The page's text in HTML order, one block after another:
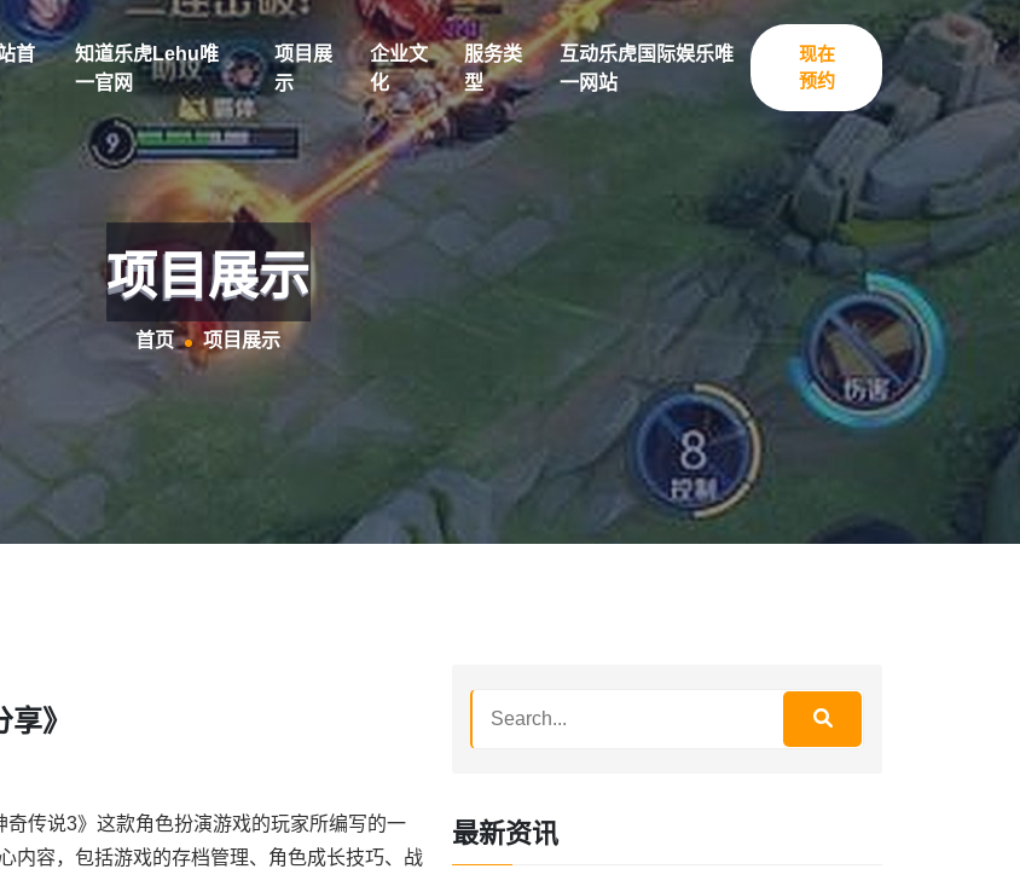
首
知道乐虎lehu唯
一官网
项目展
示
企业文
化
服务类
型
互动乐虎国际娱乐唯
一网站
现在
预约
项目展示
首页 项目展示
》
奇传说3》这款角色扮演游戏的玩家所编写的一
内容，包括游戏的存档管理、角色成长技巧、战
最新资讯